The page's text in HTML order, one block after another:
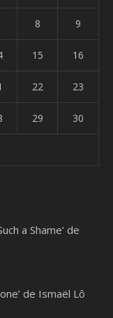
8 9
15 16
22 23
29 30
a Shame’ de
de Ismaël Lô